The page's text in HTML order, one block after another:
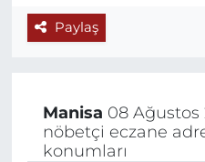
Paylaş
Manisa 08 Ağustos
nöbetçi eczane
konumları